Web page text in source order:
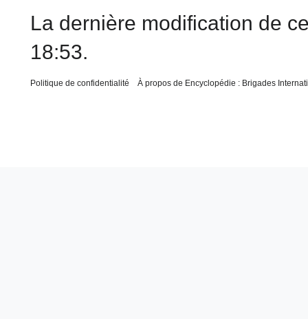
La dernière modification de
18:53.
Politique de confidentialité À propos de Encyclopédie : Brigades